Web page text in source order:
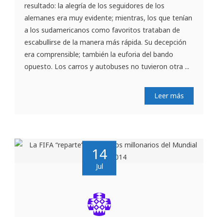
resultado: la alegría de los seguidores de los
alemanes era muy evidente; mientras, los que tenían
a los sudamericanos como favoritos trataban de
escabullirse de la manera más rápida. Su decepción
era comprensible; también la euforia del bando
opuesto. Los carros y autobuses no tuvieron otra ...
Leer más
14
Jul